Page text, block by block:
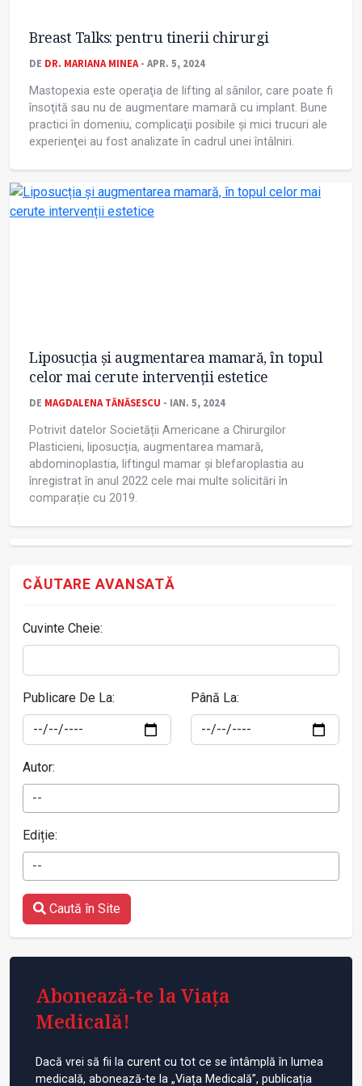
Breast Talks: pentru tinerii chirurgi
DE DR. MARIANA MINEA- APR. 5, 2024
Mastopexia este operaţia de lifting al sânilor, care poate fi
însoţită sau nu de augmentare mamară cu implant. Bune
practici în domeniu, complicaţii posibile și mici trucuri ale
experienţei au fost analizate în cadrul unei întâlniri.
Liposucția și augmentarea mamară, în topul
celor mai cerute intervenții estetice
DE MAGDALENA TĂNĂSESCU - IAN. 5, 2024
Potrivit datelor Societății Americane a Chirurgilor
Plasticieni, liposucția, augmentarea mamară,
abdominoplastia, liftingul mamar și blefaroplastia au
înregistrat în anul 2022 cele mai multe solicitări în
comparație cu 2019.
CĂUTARE AVANSATĂ
Cuvinte Cheie:
Publicare De La: Până La:
Autor:
--
Ediție:
--
Caută în Site
Abonează-te la Viața
Medicală!
Dacă vrei să fii la curent cu tot ce se întâmplă în lumea
medicală, abonează-te la „Viața Medicală”, publicația